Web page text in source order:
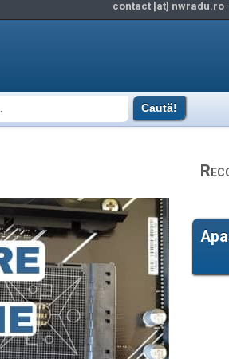
contact [at] nwradu.ro ·